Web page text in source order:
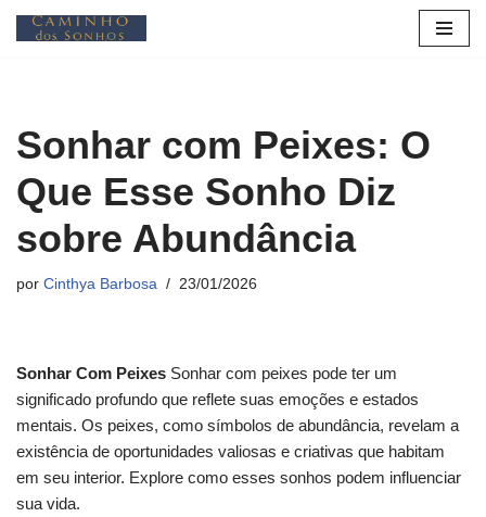
conteúdo
Sonhar com Peixes: O
Que Esse Sonho Diz
sobre Abundância
por Cinthya Barbosa 23/01/2026
Sonhar Com Peixes Sonhar com peixes pode ter um
significado profundo que reflete suas emoções e estados
mentais. Os peixes, como símbolos de abundância, revelam a
existência de oportunidades valiosas e criativas que habitam
em seu interior. Explore como esses sonhos podem influenciar
sua vida.